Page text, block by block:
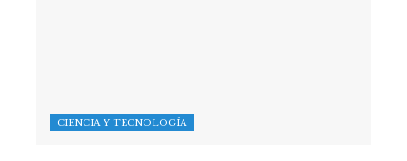
CIENCIA Y TECNOLOGÍA